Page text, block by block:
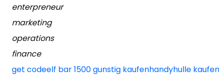
enterpreneur
marketing
operations
finance
get codeelf bar 1500 gunstig kaufenhandyhulle kaufen